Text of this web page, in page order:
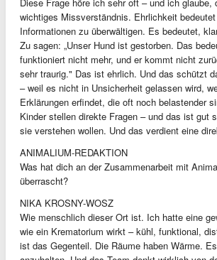
wichtiges Missverständnis. Ehrlichkeit
Informationen zu überwältigen. Es bedeutet,
Zu sagen: „Unser Hund ist gestorben. Das
funktioniert nicht mehr, und er kommt nicht
sehr traurig." Das ist ehrlich. Und das schützt
– weil es nicht in Unsicherheit gelassen wird,
Erklärungen erfindet, die oft noch belastender
Kinder stellen direkte Fragen – und das ist gut
sie verstehen wollen. Und das verdient eine
ANIMALIUM-REDAKTION
Was hat dich an der Zusammenarbeit mit
überrascht?
NIKA KROSNY-WOSZ
Wie menschlich dieser Ort ist. Ich hatte eine
wie ein Krematorium wirkt – kühl, funktional,
ist das Gegenteil. Die Räume haben Wärme.